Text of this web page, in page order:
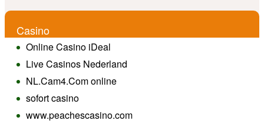
Casino
Online Casino iDeal
Live Casinos Nederland
NL.Cam4.Com online
sofort casino
www.peachescasino.com